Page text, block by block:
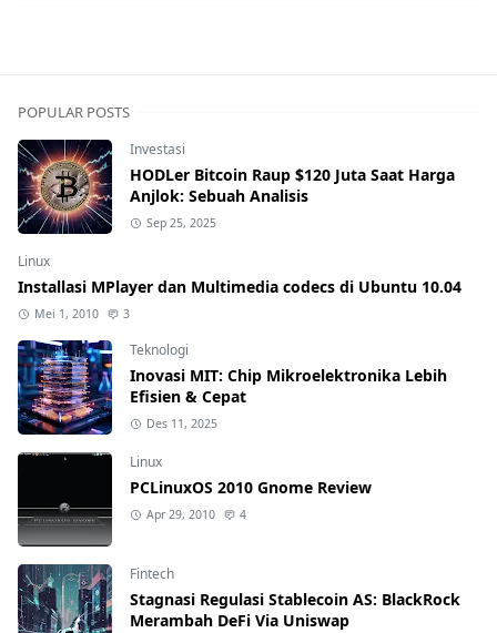
POPULAR POSTS
Investasi
HODLer Bitcoin Raup $120 Juta Saat Harga
Anjlok: Sebuah Analisis
Sep 25, 2025
Linux
Installasi MPlayer dan Multimedia codecs di Ubuntu 10.04
Mei 1, 2010 3
Teknologi
Inovasi MIT: Chip Mikroelektronika Lebih
Efisien & Cepat
Des 11, 2025
Linux
PCLinuxOS 2010 Gnome Review
Apr 29, 2010 4
Fintech
Stagnasi Regulasi Stablecoin AS: BlackRock
Merambah DeFi Via Uniswap